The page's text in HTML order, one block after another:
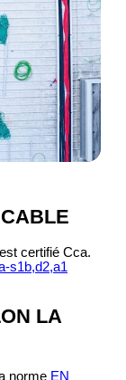
est certifié Cca.
s1b,d2,a1
LA
norme EN